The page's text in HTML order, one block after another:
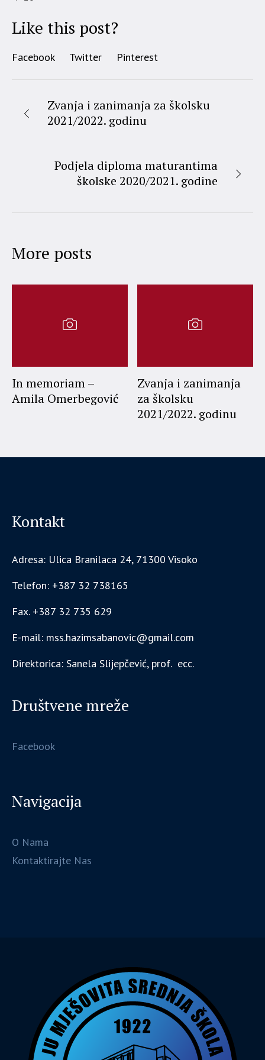
Like this post?
Facebook Twitter Pinterest
Zvanja i zanimanja za školsku
2021/2022. godinu
Podjela diploma maturantima
školske 2020/2021. godine
More posts
In memoriam –
Amila Omerbegović
Zvanja i zanimanja
za školsku
2021/2022. godinu
Kontakt
Adresa: Ulica Branilaca 24, 71300 Visoko
Telefon: +387 32 738165
Fax. +387 32 735 629
E-mail: mss.hazimsabanovic@gmail.com
Direktorica: Sanela Slijepčević, prof. ecc.
Društvene mreže
Facebook
Navigacija
O Nama
Kontaktirajte Nas